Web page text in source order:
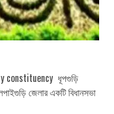
constituency ধূপগুড়ি
জেলার একটি বিধানসভা